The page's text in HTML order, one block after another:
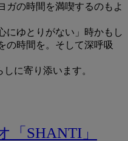
ガの時間を満喫するのもよ
にゆとりがない」時かもし
の時間を。そして深呼吸
に寄り添います。